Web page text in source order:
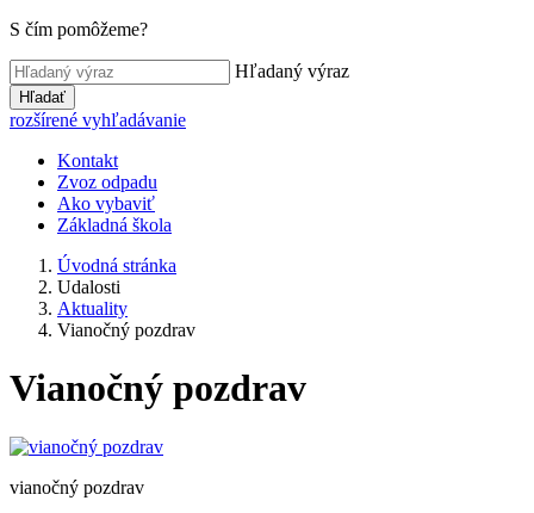
S čím pomôžeme?
Hľadaný výraz
Hľadať
rozšírené vyhľadávanie
Kontakt
Zvoz odpadu
Ako vybaviť
Základná škola
Úvodná stránka
Udalosti
Aktuality
Vianočný pozdrav
Vianočný pozdrav
vianočný pozdrav